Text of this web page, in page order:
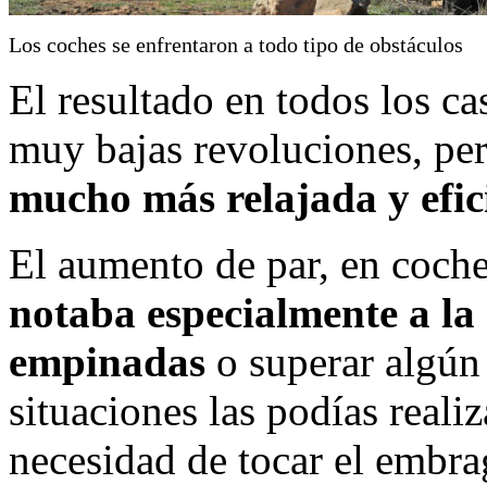
Los coches se enfrentaron a todo tipo de obstáculos
El resultado en todos los
muy bajas revoluciones,
mucho más relajada y
El aumento de par, en
notaba especialmente a
empinadas o superar
situaciones las podías
necesidad de tocar el